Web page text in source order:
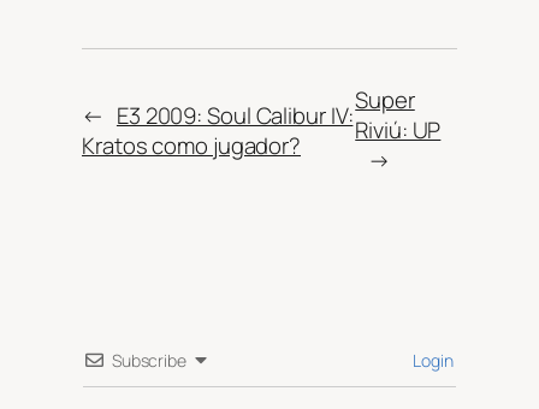
← E3 2009: Soul Calibur IV:
Kratos como jugador?
Super
Riviú: UP
→
Subscribe Login